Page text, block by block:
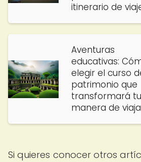
itinerario de
Aventuras
educativas:
elegir el curso
patrimonio que
transformará tu
manera de
Si quieres conocer otros